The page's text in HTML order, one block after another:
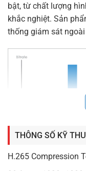
bật, từ chất lượng
khắc nghiệt. Sản
thống giám sát
Công nghệ nén
THÔNG SỐ KỸ
H.265 Compression